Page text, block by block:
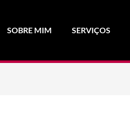
SOBRE MIM SERVIÇOS